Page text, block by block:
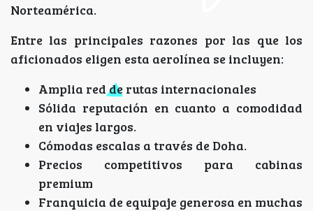
Norteamérica.
Entre las principales razones por las que los
aficionados eligen esta aerolínea se incluyen:
Amplia red de rutas internacionales
Sólida reputación en cuanto a comodidad
en viajes largos.
Cómodas escalas a través de Doha.
Precios competitivos para cabinas
premium
Franquicia de equipaje generosa en muchas